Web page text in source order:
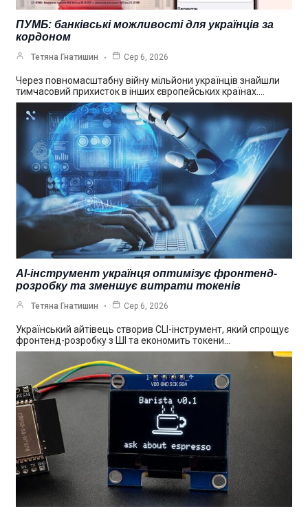
ПУМБ: банківські можливості для українців за
кордоном
Тетяна Гнатишин Сер 6, 2026
Через повномасштабну війну мільйони українців знайшли
тимчасовий прихисток в інших європейських країнах.…
AI-інструмент українця оптимізує фронтенд-
розробку та зменшує витрати токенів
Тетяна Гнатишин Сер 6, 2026
Український айтівець створив CLI-інструмент, який спрощує
фронтенд-розробку з ШІ та економить токени…